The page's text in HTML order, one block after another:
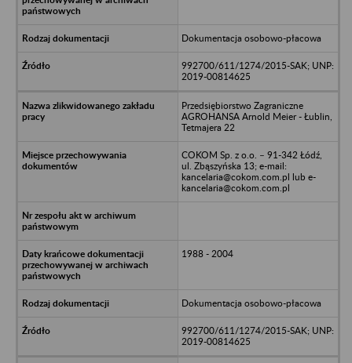
Dokumentacja osobowo-płacowa
992700/611/1274/2015-SAK; UNP:
2019-00814625
Przedsiębiorstwo Zagraniczne
AGROHANSA Arnold Meier - Łublin,
Tetmajera 22
COKOM Sp. z o.o. – 91-342 Łódź,
ul. Zbąszyńska 13; e-mail:
kancelaria@cokom.com.pl lub e-
kancelaria@cokom.com.pl
1988 - 2004
Dokumentacja osobowo-płacowa
992700/611/1274/2015-SAK; UNP:
2019-00814625